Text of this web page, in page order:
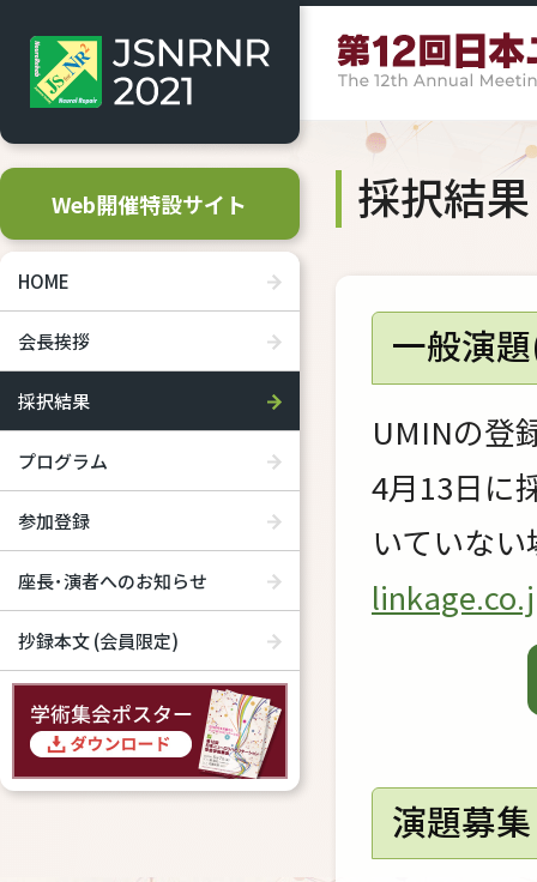
Web開催特設サイト
HOME
会長挨拶
採択結果
プログラム
参加登録
座長･演者へのお知らせ
抄録本文 (会員限定)
採択結果
一般演
UMINの登
4月13日に
いていな
演題募集